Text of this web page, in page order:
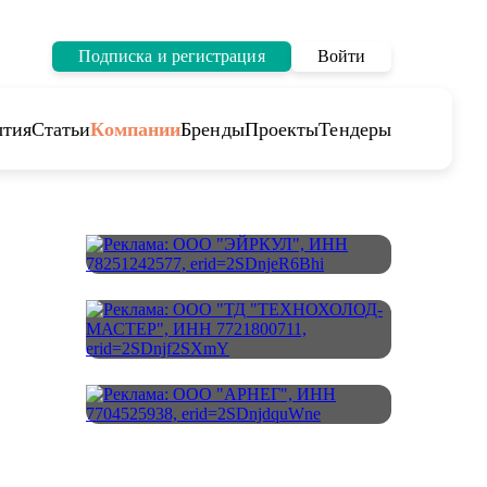
Подписка и регистрация Войти
СтатьиКомпанииБрендыПроектыТендеры